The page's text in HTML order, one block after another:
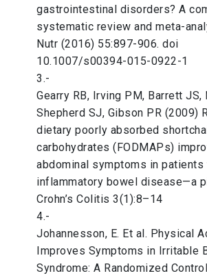
gastrointestinal disorders? A
systematic review and meta-
Nutr (2016) 55:897-906. doi
10.1007/s00394-015-0922-1
3.-
Gearry RB, Irving PM, Barrett JS,
Shepherd SJ, Gibson PR (2009)
dietary poorly absorbed
carbohydrates (FODMAPs)
abdominal symptoms in patients
inflammatory bowel disease—a
Crohn’s Colitis 3(1):8–14
4.-
Johannesson, E. Et al. Physical
Improves Symptoms in Irritable
Syndrome: A Randomized